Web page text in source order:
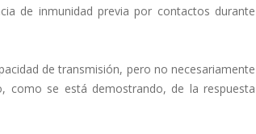
de inmunidad previa por contactos durante
de transmisión, pero no necesariamente
como se está demostrando, de la respuesta